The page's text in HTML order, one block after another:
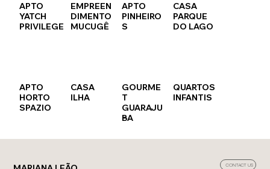
APTO
YATCH
PRIVILEGE
EMPREEN
DIMENTO
MUCUGÊ
APTO
PINHEIRO
S
CASA
PARQUE
DO LAGO
APTO
HORTO
SPAZIO
CASA
ILHA
GOURME
T
GUARAJU
BA
QUARTOS
INFANTIS
CONTACT US